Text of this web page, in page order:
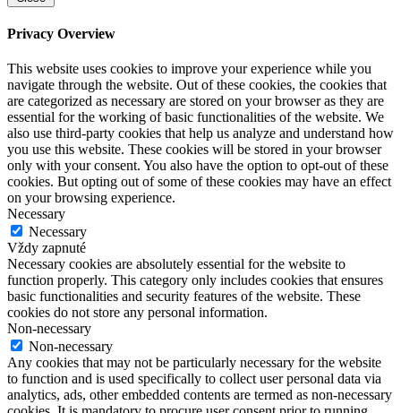
Privacy Overview
This website uses cookies to improve your experience while you
navigate through the website. Out of these cookies, the cookies that
are categorized as necessary are stored on your browser as they are
essential for the working of basic functionalities of the website. We
also use third-party cookies that help us analyze and understand how
you use this website. These cookies will be stored in your browser
only with your consent. You also have the option to opt-out of these
cookies. But opting out of some of these cookies may have an effect
on your browsing experience.
Necessary
Necessary
Vždy zapnuté
Necessary cookies are absolutely essential for the website to
function properly. This category only includes cookies that ensures
basic functionalities and security features of the website. These
cookies do not store any personal information.
Non-necessary
Non-necessary
Any cookies that may not be particularly necessary for the website
to function and is used specifically to collect user personal data via
analytics, ads, other embedded contents are termed as non-necessary